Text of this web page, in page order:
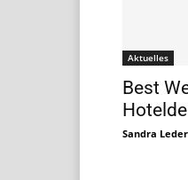
Aktuelles
Best
Sandra